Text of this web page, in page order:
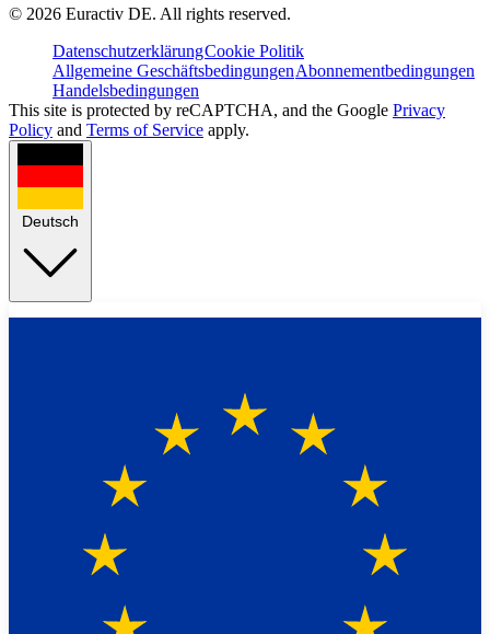
© 2026 Euractiv DE. All rights reserved.
DatenschutzerklärungCookie Politik
Allgemeine GeschäftsbedingungenAbonnementbedingungen
Handelsbedingungen
This site is protected by reCAPTCHA, and the Google Privacy
Policy and Terms of Service apply.
Deutsch